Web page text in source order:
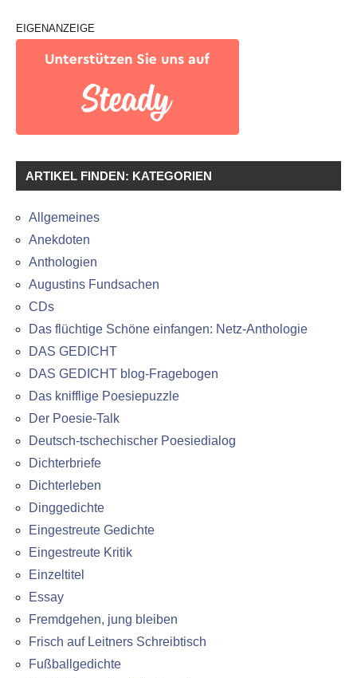
EIGENANZEIGE
ARTIKEL FINDEN: KATEGORIEN
Allgemeines
Anekdoten
Anthologien
Augustins Fundsachen
CDs
Das flüchtige Schöne einfangen: Netz-Anthologie
DAS GEDICHT
DAS GEDICHT blog-Fragebogen
Das knifflige Poesiepuzzle
Der Poesie-Talk
Deutsch-tschechischer Poesiedialog
Dichterbriefe
Dichterleben
Dinggedichte
Eingestreute Gedichte
Eingestreute Kritik
Einzeltitel
Essay
Fremdgehen, jung bleiben
Frisch auf Leitners Schreibtisch
Fußballgedichte